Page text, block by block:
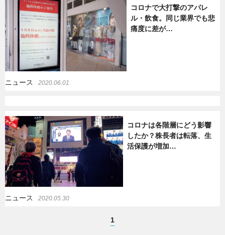
コロナで大打撃のアパレ
ル・飲食。同じ業界でも悲
痛度に差が…
ニュース 2020.06.01
コロナは各階層にどう影響
したか？株長者は転落、生
活保護が増加…
ニュース 2020.05.30
1